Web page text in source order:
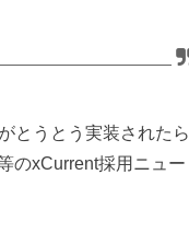
とうとう実装されたら
のxCurrent採用ニュー